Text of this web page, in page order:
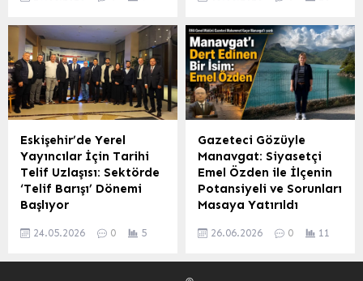
Komisyonu Başkanı Emrah
Turan, İdare...
İmar Çalışmalarını
Doğanşehir ilçesi, Vali
Seddar Yavuz’un
katılımıyla önemli
yapılaşma ve yeniden
imar çalışmalarına ev
sahipliği yaptı. Vali Yavuz,
programı kapsamında ilk
olarak Eskiköy
Mahallesi’nde
tamamlanan 83 toplu
konut alanını gezdi.
Ardından Sürgü
Mahallesi’ne geçerek 229
incelemelerini sürdürdü
yağı üretiminin önemli bir
Isparta’da, 2024 yılı gül
hasadı başladı. Çiftçiler,
güneşin yağ oranını
düşürmeden en yüksek
verimi alabilmek için
sabahın erken saatlerinde
gül bahçelerinde toplama
işlemlerine başladılar.
Toplanan ilk güller,
işlenmek üzere fabrikalara
gönderildi. Mevsimlik
İşçiler de Görev Başında...
Eskişehir’de Yerel
Yayıncılar İçin Tarihi
Telif Uzlaşısı: Sektörde
‘Telif Barışı’ Dönemi
Başlıyor
bölgesel radyo yayıncıları
24.05.2026 0 5
Gazeteci Gözüyle
Manavgat: Siyasetçi
Emel Özden ile İlçenin
Potansiyeli ve Sorunları
Masaya Yatırıldı
Antalya’nın Manavgat
26.06.2026 0 11